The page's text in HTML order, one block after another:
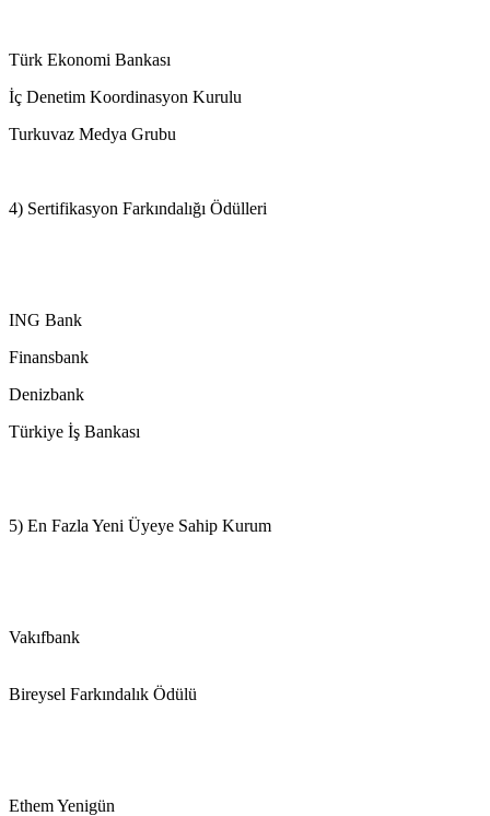
Türk Ekonomi Bankası
İç Denetim Koordinasyon Kurulu
Turkuvaz Medya Grubu
4) Sertifikasyon Farkındalığı Ödülleri
ING Bank
Finansbank
Denizbank
Türkiye İş Bankası
5) En Fazla Yeni Üyeye Sahip Kurum
Vakıfbank
Bireysel Farkındalık Ödülü
Ethem Yenigün